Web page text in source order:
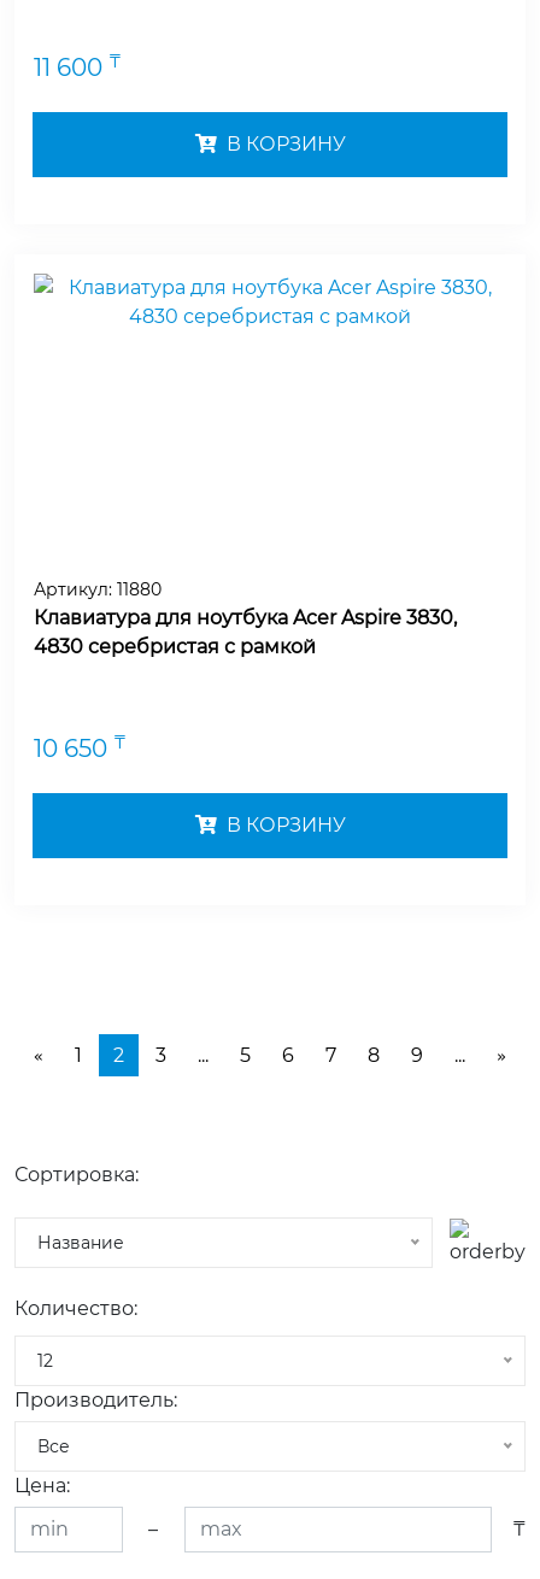
Сортировка:
Название
Количество:
12
Производитель:
Все
Цена:
–
₸
11 600 ₸
В КОРЗИНУ
Артикул: 11880
Клавиатура для ноутбука Acer Aspire 3830,
4830 серебристая с рамкой
10 650 ₸
В КОРЗИНУ
« 1 2 3 ... 5 6 7 8 9 ... »